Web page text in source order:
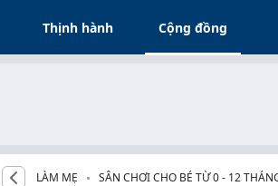
Thịnh hành Cộng đồng
LÀM MẸ SÂN CHƠI CHO BÉ TỪ 0 - 12